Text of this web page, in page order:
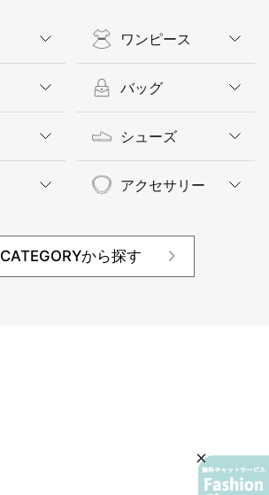
ワンピース
バッグ
シューズ
アクセサリー
CATEGORYから探す